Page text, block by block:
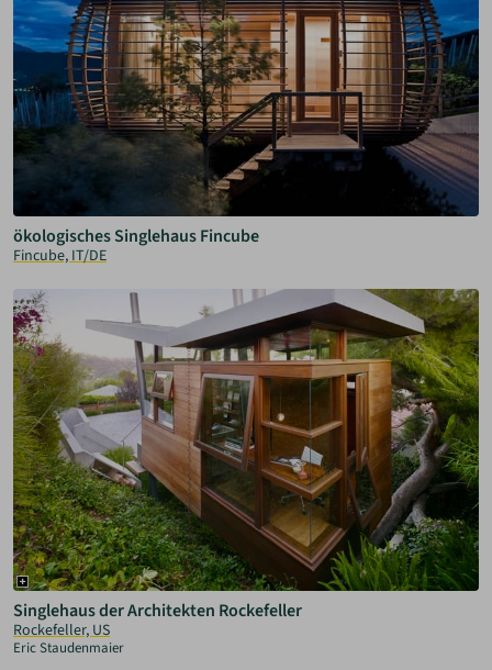
ökologisches Singlehaus Fincube
Fincube, IT/DE
Singlehaus der Architekten Rockefeller
Rockefeller, US
Eric Staudenmaier